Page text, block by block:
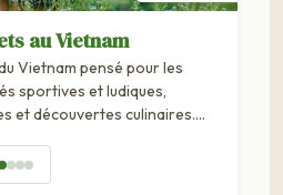
au Vietnam
Vietnam pensé pour les
sportives et ludiques,
et découvertes culinaires.
des...